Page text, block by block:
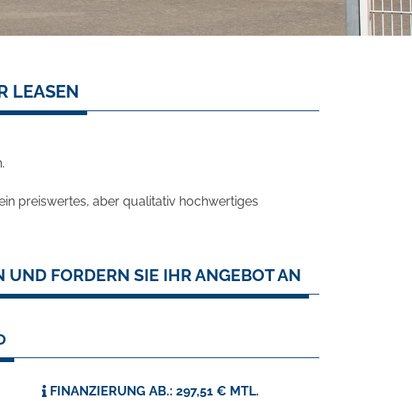
LEASEN
preiswertes, aber qualitativ hochwertiges
FORDERN SIE IHR ANGEBOT AN
FINANZIERUNG AB.: 297,51 € MTL.